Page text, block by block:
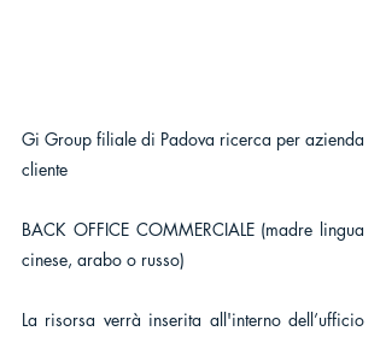
Gi Group filiale di Padova ricerca per azienda
cliente
BACK OFFICE COMMERCIALE (madre lingua
cinese, arabo o russo)
La risorsa verrà inserita all'interno dell’ufficio